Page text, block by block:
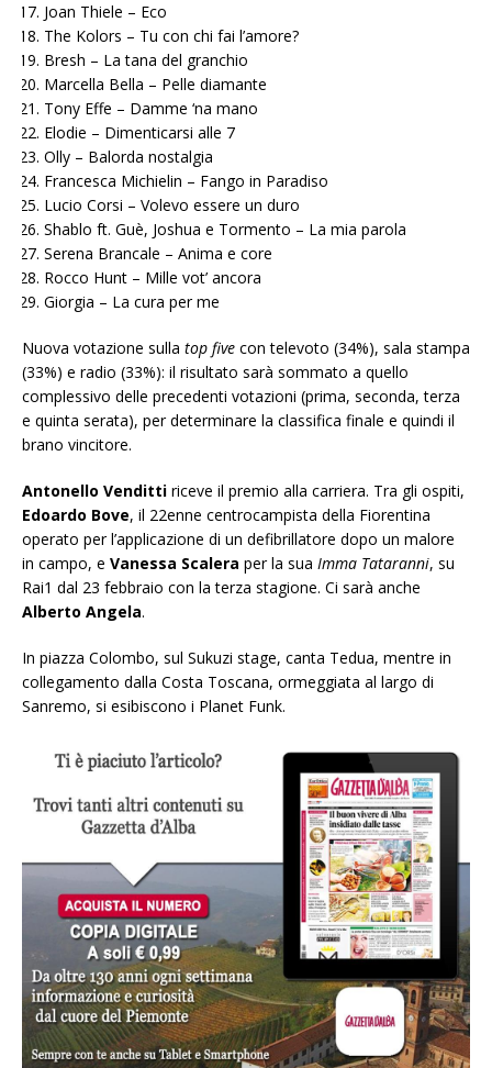
Joan Thiele – Eco
The Kolors – Tu con chi fai l’amore?
Bresh – La tana del granchio
Marcella Bella – Pelle diamante
Tony Effe – Damme ‘na mano
Elodie – Dimenticarsi alle 7
Olly – Balorda nostalgia
Francesca Michielin – Fango in Paradiso
Lucio Corsi – Volevo essere un duro
Shablo ft. Guè, Joshua e Tormento – La mia parola
Serena Brancale – Anima e core
Rocco Hunt – Mille vot’ ancora
Giorgia – La cura per me
Nuova votazione sulla top five con televoto (34%), sala stampa
(33%) e radio (33%): il risultato sarà sommato a quello
complessivo delle precedenti votazioni (prima, seconda, terza
e quinta serata), per determinare la classifica finale e quindi il
brano vincitore.
Antonello Venditti riceve il premio alla carriera. Tra gli ospiti,
Edoardo Bove, il 22enne centrocampista della Fiorentina
operato per l’applicazione di un defibrillatore dopo un malore
in campo, e Vanessa Scalera per la sua Imma Tataranni, su
Rai1 dal 23 febbraio con la terza stagione. Ci sarà anche
Alberto Angela.
In piazza Colombo, sul Sukuzi stage, canta Tedua, mentre in
collegamento dalla Costa Toscana, ormeggiata al largo di
Sanremo, si esibiscono i Planet Funk.